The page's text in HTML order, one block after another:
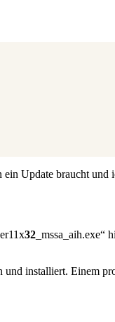
Update braucht
32
installiert. Einem